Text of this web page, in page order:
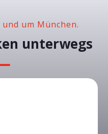
um München.
unterwegs